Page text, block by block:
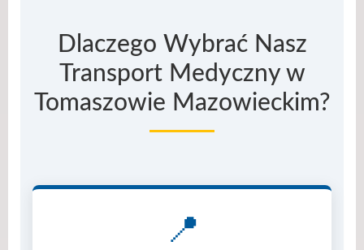
Dlaczego Wybrać Nasz
Transport Medyczny w
Tomaszowie Mazowieckim?
📍